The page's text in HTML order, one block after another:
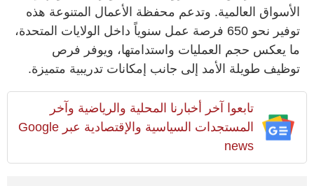
الأسواق العالمية. وتدعم محفظة الأعمال المتنوعة هذه
توفير نحو 650 فرصة عمل سنوياً داخل الولايات المتحدة،
ما يعكس حجم العمليات واستدامتها، ويوفر فرص
توظيف طويلة الأمد إلى جانب إمكانات تدريبية متميزة.
تابعوا آخر أخبارنا المحلية والرياضية وآخر
المستجدات السياسية والإقتصادية عبر Google
news